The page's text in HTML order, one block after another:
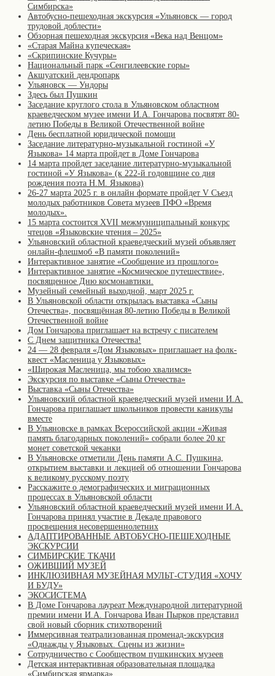
Симбирска»
Автобусно-пешеходная экскурсия «Ульяновск — город
трудовой доблести»
Обзорная пешеходная экскурсия «Века над Венцом»
«Старая Майна купеческая»
«Скрипинские Кучуры»
Национальный парк «Сенгилеевские горы»
Акшуатский дендропарк
Ульяновск — Ундоры
Здесь был Пушкин
Заседание круглого стола в Ульяновском областном
краеведческом музее имени И.А. Гончарова посвятят 80-
летию Победы в Великой Отечественной войне
День бесплатной юридической помощи
Заседание литературно-музыкальной гостиной «У
Языкова» 14 марта пройдет в Доме Гончарова
14 марта пройдет заседание литературно-музыкальной
гостиной «У Языкова» (к 222-й годовщине со дня
рождения поэта Н.М. Языкова)
26-27 марта 2025 г. в онлайн формате пройдет V Съезд
молодых работников Совета музеев ПФО «Время
молодых».
15 марта состоится XVII межмуниципальный конкурс
чтецов «Языковские чтения – 2025»
Ульяновский областной краеведческий музей объявляет
онлайн-флешмоб «В памяти поколений»
Интерактивное занятие «Сообщение из прошлого»
Интерактивное занятие «Космическое путешествие»,
посвященное Дню космонавтики.
Музейный семейный выходной, март 2025 г.
В Ульяновской области открылась выставка «Сыны
Отечества», посвящённая 80-летию Победы в Великой
Отечественной войне
Дом Гончарова приглашает на встречу с писателем
С Днем защитника Отечества!
24 — 28 февраля «Дом Языковых» приглашает на фолк-
квест «Масленица у Языковых»
«Широкая Масленица, мы тобою хвалимся»
Экскурсия по выставке «Сыны Отечества»
Выставка «Сыны Отечества»
Ульяновский областной краеведческий музей имени И.А.
Гончарова приглашает школьников провести каникулы
вместе
В Ульяновске в рамках Всероссийской акции «Живая
память благодарных поколений» собрали более 20 кг
монет советской чеканки
В Ульяновске отметили День памяти А.С. Пушкина,
открытием выставки и лекцией об отношении Гончарова
к великому русскому поэту
Расскажите о демографических и миграционных
процессах в Ульяновской области
Ульяновский областной краеведческий музей имени И.А.
Гончарова принял участие в Декаде правового
просвещения несовершеннолетних
АДАПТИРОВАННЫЕ АВТОБУСНО-ПЕШЕХОДНЫЕ
ЭКСКУРСИИ
СИМБИРСКИЕ ТКАЧИ
ОЖИВШИЙ МУЗЕЙ
ИНКЛЮЗИВНАЯ МУЗЕЙНАЯ МУЛЬТ-СТУДИЯ «ХОЧУ
И БУДУ»
ЭКОСИСТЕМА
В Доме Гончарова лауреат Международной литературной
премии имени И.А. Гончарова Иван Пырков представил
свой новый сборник стихотворений
Иммерсивная театрализованная променад-экскурсия
«Однажды у Языковых. Сцены из жизни»
Сотрудничество с Сообществом пушкинских музеев
Детская интерактивная образовательная площадка
«Симбирская ярмарка»